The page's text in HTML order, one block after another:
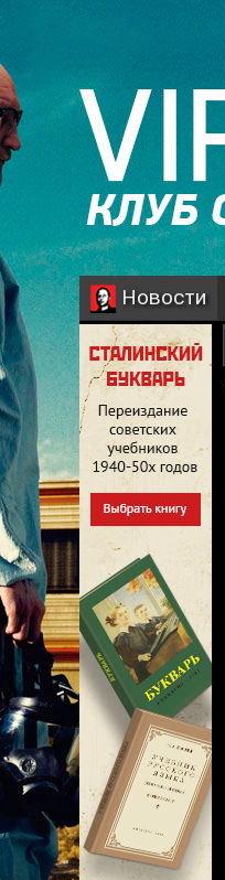
Новости